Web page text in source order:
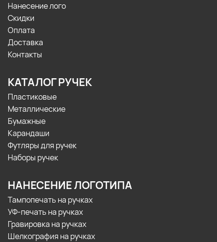
Нанесение лого
Скидки
Оплата
Доставка
Контакты
КАТАЛОГ РУЧЕК
Пластиковые
Металлические
Бумажные
Карандаши
Футляры для ручек
Наборы ручек
НАНЕСЕНИЕ ЛОГОТИПА
Тампопечать на ручках
УФ-печать на ручках
Гравировка на ручках
Шелкография на ручках